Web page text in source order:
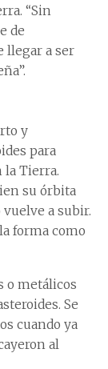
“Sin
de
llegar a ser
y
para
la Tierra.
su órbita
a subir.
forma como
o metálicos
Se
cuando ya
al